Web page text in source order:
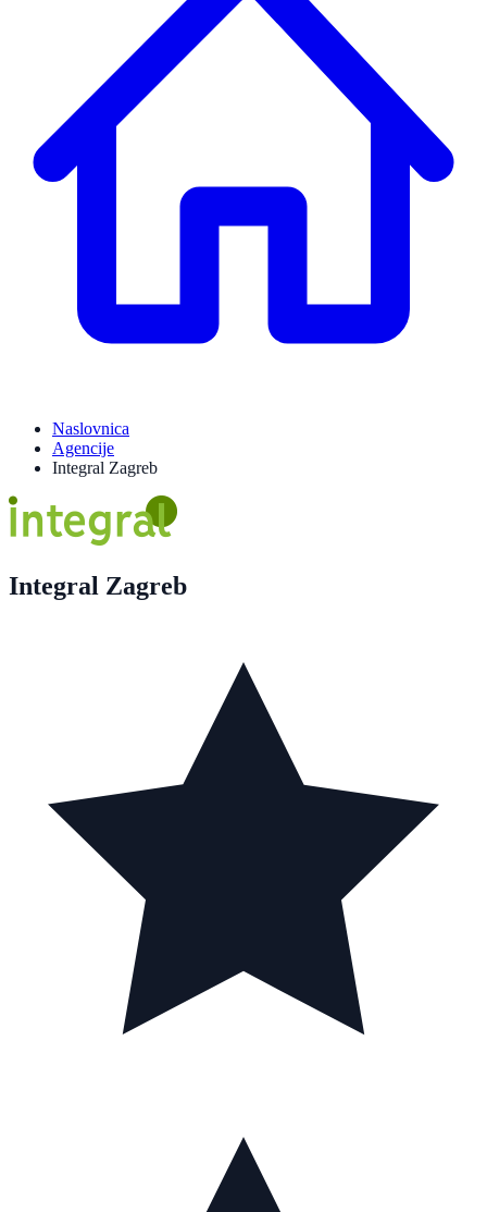
Naslovnica
Agencije
Integral Zagreb
Integral Zagreb